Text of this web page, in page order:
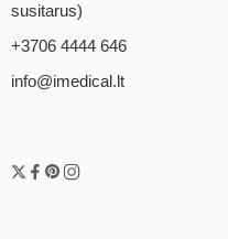
susitarus)
+3706 4444 646
info@imedical.lt